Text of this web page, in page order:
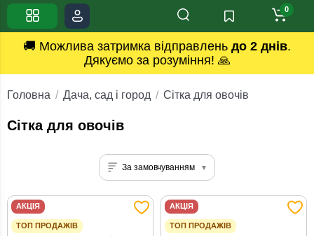
🚚 Можлива затримка відправлень до 2 днів.
Дякуємо за розуміння! 🙏
0
Головна Дача, сад і город Сітка для овочів
Сітка для овочів
За замовчуванням
АКЦІЯ
ТОП ПРОДАЖІВ
АКЦІЯ
ТОП ПРОДАЖІВ